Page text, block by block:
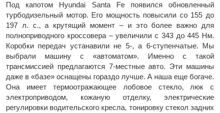
Под капотом Hyundai Santa Fe появился обновленный
турбодизельный мотор. Его мощность повысили со 155 до
197 л. с., а крутящий момент – и это более важно для
полноприводного кроссовера – увеличили с 343 до 445 Нм.
Коробки передач устанавили не 5-, а 6-ступенчатые. Мы
выбрали машину с «автоматом». Именно с такой
трансмиссией предлагаются 7-местные авто. Эти машины
даже в «базе» оснащены гораздо лучше. А наша еще богаче.
Она имеет термоотражающее лобовое стекло, люк с
электроприводом, кожаную отделку, электрические
регулировки водительского кресла, тонировку стекол задних